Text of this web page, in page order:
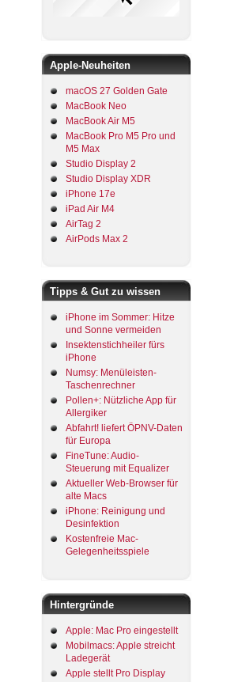
Apple-Neuheiten
macOS 27 Golden Gate
MacBook Neo
MacBook Air M5
MacBook Pro M5 Pro und
M5 Max
Studio Display 2
Studio Display XDR
iPhone 17e
iPad Air M4
AirTag 2
AirPods Max 2
Tipps & Gut zu wissen
iPhone im Sommer: Hitze
und Sonne vermeiden
Insektenstichheiler fürs
iPhone
Numsy: Menüleisten-
Taschenrechner
Pollen+: Nützliche App für
Allergiker
Abfahrt! liefert ÖPNV-Daten
für Europa
FineTune: Audio-
Steuerung mit Equalizer
Aktueller Web-Browser für
alte Macs
iPhone: Reinigung und
Desinfektion
Kostenfreie Mac-
Gelegenheitsspiele
Hintergründe
Apple: Mac Pro eingestellt
Mobilmacs: Apple streicht
Ladegerät
Apple stellt Pro Display